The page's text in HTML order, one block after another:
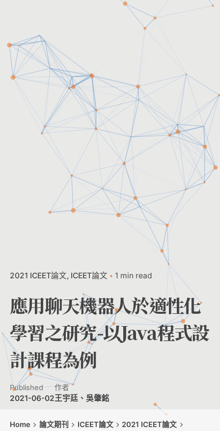
2021 ICEET論文 ICEET論文 1 min read
應用聊天機器人於適性化
學習之研究-以Java程式設
計課程為例
Published
2021-06-02
作者
王宇廷、吳肇銘
Home 論文期刊 ICEET論文
2021 ICEET論文